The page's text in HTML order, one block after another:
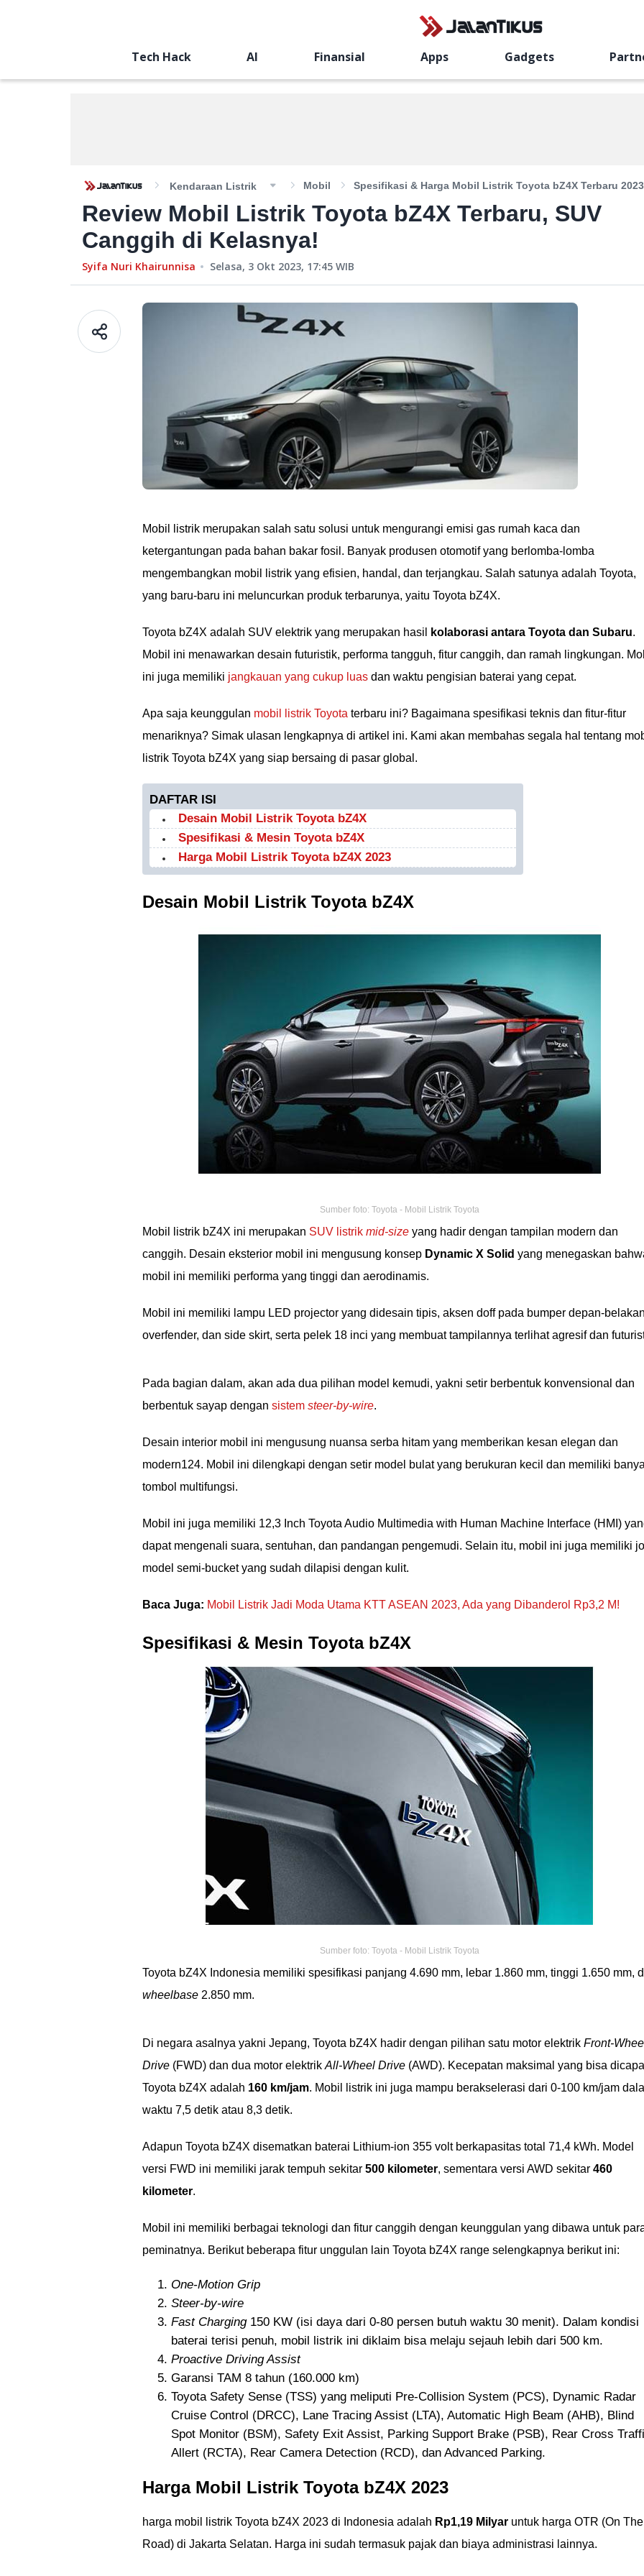
Tech Hack AI Finansial Apps Gadgets
Kendaraan Listrik Mobil Spesifikasi & Harga Mobil Listrik Toyota bZ4X Terbaru 2023
Review Mobil Listrik Toyota bZ4X Terbaru, SUV
Canggih di Kelasnya!
Syifa Nuri Khairunnisa Selasa, 3 Okt 2023, 17:45 WIB
Mobil listrik merupakan salah satu solusi untuk mengurangi emisi gas rumah kaca dan
ketergantungan pada bahan bakar fosil. Banyak produsen otomotif yang berlomba-lomba
mengembangkan mobil listrik yang efisien, handal, dan terjangkau. Salah satunya adalah Toyota,
yang baru-baru ini meluncurkan produk terbarunya, yaitu Toyota bZ4X.
Toyota bZ4X adalah SUV elektrik yang merupakan hasil kolaborasi antara Toyota dan Subaru.
Mobil ini menawarkan desain futuristik, performa tangguh, fitur canggih, dan ramah lingkungan.
ini juga memiliki jangkauan yang cukup luas dan waktu pengisian baterai yang cepat.
Apa saja keunggulan mobil listrik Toyota terbaru ini? Bagaimana spesifikasi teknis dan fitur-fitur
menariknya? Simak ulasan lengkapnya di artikel ini. Kami akan membahas segala hal tentang
listrik Toyota bZ4X yang siap bersaing di pasar global.
DAFTAR ISI
Desain Mobil Listrik Toyota bZ4X
Spesifikasi & Mesin Toyota bZ4X
Harga Mobil Listrik Toyota bZ4X 2023
Desain Mobil Listrik Toyota bZ4X
Sumber foto: Toyota - Mobil Listrik Toyota
Mobil listrik bZ4X ini merupakan SUV listrik mid-size yang hadir dengan tampilan modern dan
canggih. Desain eksterior mobil ini mengusung konsep Dynamic X Solid yang menegaskan
mobil ini memiliki performa yang tinggi dan aerodinamis.
Mobil ini memiliki lampu LED projector yang didesain tipis, aksen doff pada bumper depan-
overfender, dan side skirt, serta pelek 18 inci yang membuat tampilannya terlihat agresif dan
Pada bagian dalam, akan ada dua pilihan model kemudi, yakni setir berbentuk konvensional dan
berbentuk sayap dengan sistem steer-by-wire.
Desain interior mobil ini mengusung nuansa serba hitam yang memberikan kesan elegan dan
modern124. Mobil ini dilengkapi dengan setir model bulat yang berukuran kecil dan memiliki
tombol multifungsi.
Mobil ini juga memiliki 12,3 Inch Toyota Audio Multimedia with Human Machine Interface (HMI)
dapat mengenali suara, sentuhan, dan pandangan pengemudi. Selain itu, mobil ini juga memiliki
model semi-bucket yang sudah dilapisi dengan kulit.
Baca Juga: Mobil Listrik Jadi Moda Utama KTT ASEAN 2023, Ada yang Dibanderol Rp3,2 M!
Spesifikasi & Mesin Toyota bZ4X
Sumber foto: Toyota - Mobil Listrik Toyota
Toyota bZ4X Indonesia memiliki spesifikasi panjang 4.690 mm, lebar 1.860 mm, tinggi 1.650 mm,
wheelbase 2.850 mm.
Di negara asalnya yakni Jepang, Toyota bZ4X hadir dengan pilihan satu motor elektrik Front-
Drive (FWD) dan dua motor elektrik All-Wheel Drive (AWD). Kecepatan maksimal yang bisa
Toyota bZ4X adalah 160 km/jam. Mobil listrik ini juga mampu berakselerasi dari 0-100 km/jam
waktu 7,5 detik atau 8,3 detik.
Adapun Toyota bZ4X disematkan baterai Lithium-ion 355 volt berkapasitas total 71,4 kWh. Model
versi FWD ini memiliki jarak tempuh sekitar 500 kilometer, sementara versi AWD sekitar 460
kilometer.
Mobil ini memiliki berbagai teknologi dan fitur canggih dengan keunggulan yang dibawa untuk
peminatnya. Berikut beberapa fitur unggulan lain Toyota bZ4X range selengkapnya berikut ini:
One-Motion Grip
Steer-by-wire
Fast Charging150 KW (isi daya dari 0-80 persen butuh waktu 30 menit). Dalam kondisi
baterai terisi penuh, mobil listrik ini diklaim bisa melaju sejauh lebih dari 500 km.
Proactive Driving Assist
Garansi TAM 8 tahun (160.000 km)
Toyota Safety Sense (TSS) yang meliputi Pre-Collision System (PCS), Dynamic Radar
Cruise Control (DRCC), Lane Tracing Assist (LTA), Automatic High Beam (AHB), Blind
Spot Monitor (BSM), Safety Exit Assist, Parking Support Brake (PSB), Rear Cross
Allert (RCTA), Rear Camera Detection (RCD), dan Advanced Parking.
Harga Mobil Listrik Toyota bZ4X 2023
harga mobil listrik Toyota bZ4X 2023 di Indonesia adalah Rp1,19 Milyar untuk harga OTR (On The
Road) di Jakarta Selatan. Harga ini sudah termasuk pajak dan biaya administrasi lainnya.